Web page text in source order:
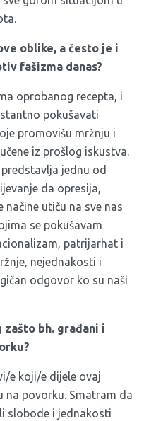
oblike, a često je i
fašizma danas?
oprobanog recepta, i
pokušavati
promovišu mržnju i
iz prošlog iskustva.
jednu od
da opresija,
utiču na sve nas
se pokušavam
patrijarhat i
nejednakosti i
odgovor ko su naši
zašto bh. građani i
e koji/e dijele ovaj
povorku. Smatram da
slobode i jednakosti